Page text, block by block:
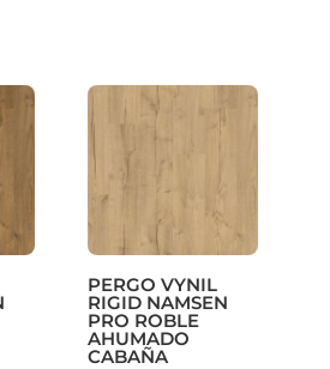
PERGO VYNIL
RIGID NAMSEN
PRO ROBLE
AHUMADO
CABAÑA